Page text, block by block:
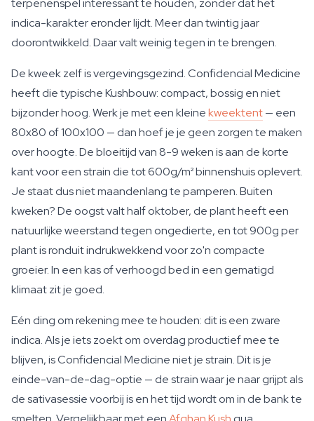
terpenenspel interessant te houden, zonder dat het
indica-karakter eronder lijdt. Meer dan twintig jaar
doorontwikkeld. Daar valt weinig tegen in te brengen.
De kweek zelf is vergevingsgezind. Confidencial Medicine
heeft die typische Kushbouw: compact, bossig en niet
bijzonder hoog. Werk je met een kleinekweektent— een
80x80 of 100x100 — dan hoef je je geen zorgen te maken
over hoogte. De bloeitijd van 8-9 weken is aan de korte
kant voor een strain die tot 600g/m² binnenshuis oplevert.
Je staat dus niet maandenlang te pamperen. Buiten
kweken? De oogst valt half oktober, de plant heeft een
natuurlijke weerstand tegen ongedierte, en tot 900g per
plant is ronduit indrukwekkend voor zo'n compacte
groeier. In een kas of verhoogd bed in een gematigd
klimaat zit je goed.
Eén ding om rekening mee te houden: dit is een zware
indica. Als je iets zoekt om overdag productief mee te
blijven, is Confidencial Medicine niet je strain. Dit is je
einde-van-de-dag-optie — de strain waar je naar grijpt als
de sativasessie voorbij is en het tijd wordt om in de bank te